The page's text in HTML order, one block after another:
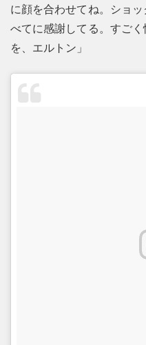
に顔を合わせてね。ショ
べてに感謝してる。すご
を、エルトン」